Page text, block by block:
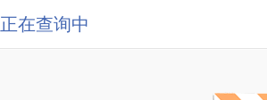
正在查询中